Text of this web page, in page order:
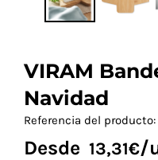
VIRAM
Navidad
Referencia del producto:
Desde 13,31€/